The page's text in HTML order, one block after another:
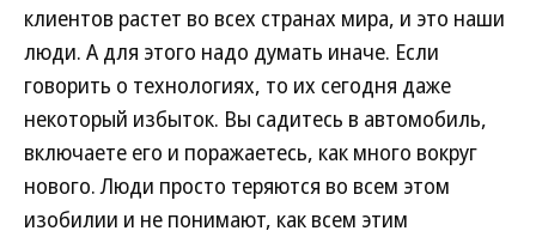
клиентов растет во всех странах мира, и это наши
люди. А для этого надо думать иначе. Если
говорить о технологиях, то их сегодня даже
некоторый избыток. Вы садитесь в автомобиль,
включаете его и поражаетесь, как много вокруг
нового. Люди просто теряются во всем этом
изобилии и не понимают, как всем этим